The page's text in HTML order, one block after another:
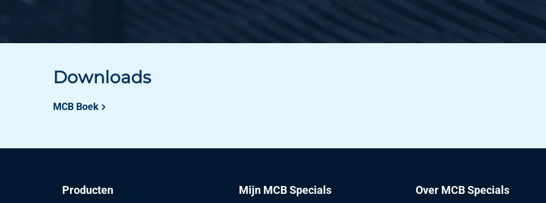
2460-0011-353515 Rvs Hf gelaste vierk buis 1.4307 (304L) 35x35x1,5
Downloads
MCB Boek
Producten Mijn MCB Specials Over MCB Specials